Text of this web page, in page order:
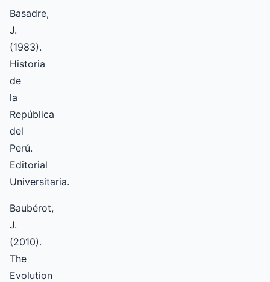
Basadre,
J.
(1983).
Historia
de
la
República
del
Perú.
Editorial
Universitaria.
Baubérot,
J.
(2010).
The
Evolution